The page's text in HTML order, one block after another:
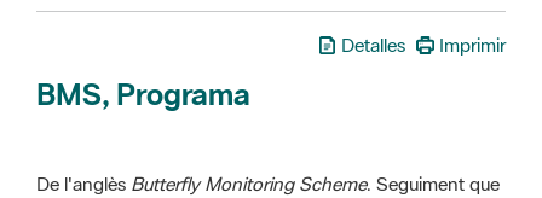
Detalles Imprimir
BMS, Programa
De l'anglès Butterfly Monitoring Scheme. Seguiment que